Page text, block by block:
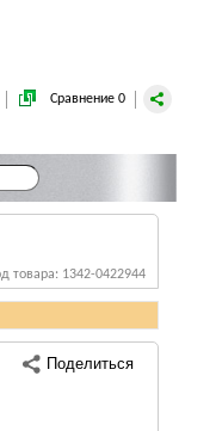
Сравнение 0
товара: 1342-0422944